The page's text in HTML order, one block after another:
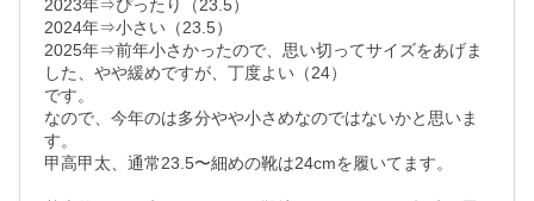
2023年⇒ぴったり（23.5）
2024年⇒小さい（23.5）
2025年⇒前年小さかったので、思い切ってサイズをあげま
した、やや緩めですが、丁度よい（24）
です。
なので、今年のは多分やや小さめなのではないかと思いま
す。
甲高甲太、通常23.5〜細めの靴は24cmを履いてます。